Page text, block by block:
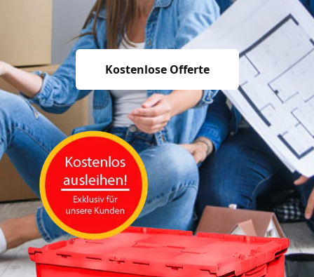
Kostenlose Offerte